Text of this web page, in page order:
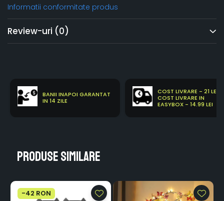
Informatii conformitate produs
Review-uri (0)
BANII INAPOI GARANTAT
IN 14 ZILE
COST LIVRARE - 21 LEI
COST LIVRARE IN
EASYBOX - 14.99 LEI
Produse similare
-42 RON